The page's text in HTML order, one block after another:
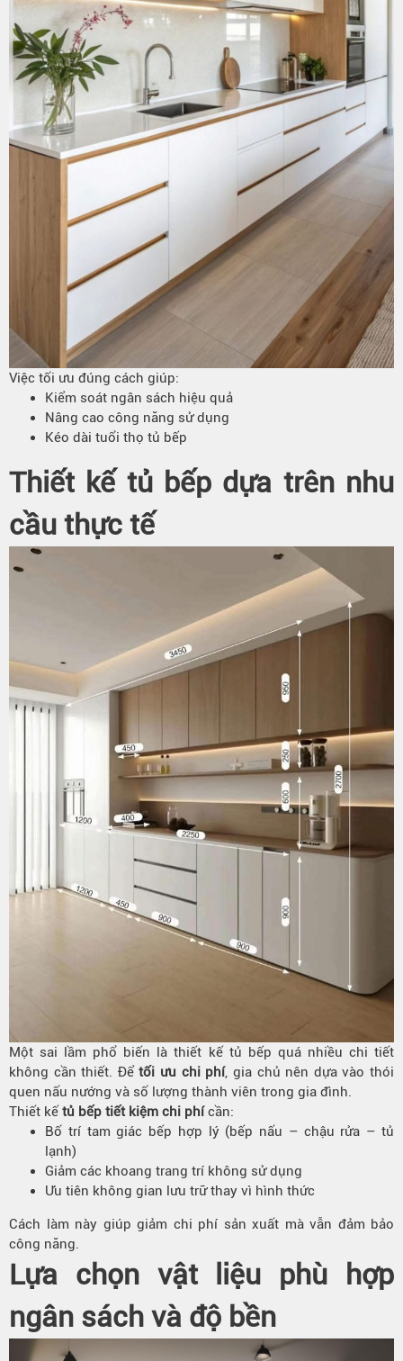
Việc tối ưu đúng cách giúp:
Kiểm soát ngân sách hiệu quả
Nâng cao công năng sử dụng
Kéo dài tuổi thọ tủ bếp
Thiết kế tủ bếp dựa trên nhu
cầu thực tế
Một sai lầm phổ biến là thiết kế tủ bếp quá nhiều chi tiết
không cần thiết. Đểtối ưu chi phí, gia chủ nên dựa vào thói
quen nấu nướng và số lượng thành viên trong gia đình.
Thiết kế tủ bếp tiết kiệm chi phícần:
Bố trí tam giác bếp hợp lý (bếp nấu – chậu rửa – tủ
lạnh)
Giảm các khoang trang trí không sử dụng
Ưu tiên không gian lưu trữ thay vì hình thức
Cách làm này giúp giảm chi phí sản xuất mà vẫn đảm bảo
công năng.
Lựa chọn vật liệu phù hợp
ngân sách và độ bền